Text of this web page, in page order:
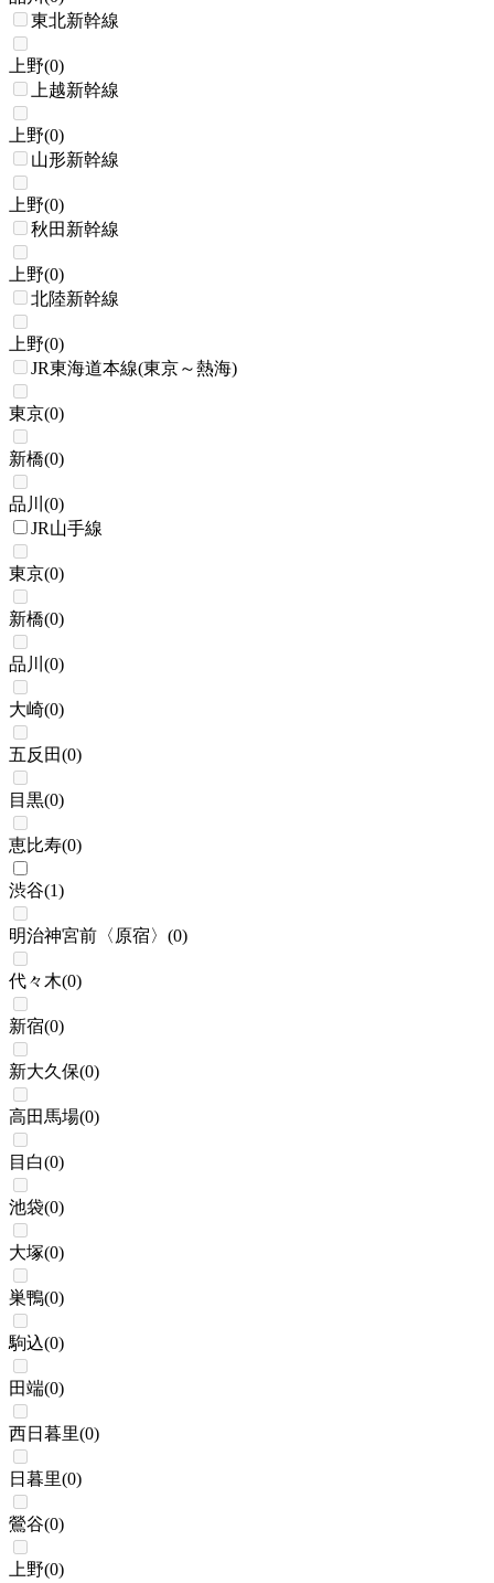
東北新幹線
上野(0)
上越新幹線
上野(0)
山形新幹線
上野(0)
秋田新幹線
上野(0)
北陸新幹線
上野(0)
JR東海道本線(東京～熱海)
東京(0)
新橋(0)
品川 (0)
JR山手線
東京(0)
新橋(0)
品川 (0)
大崎(0)
五反田(0)
目黒(0)
恵比寿(0)
渋谷(1)
明治神宮前〈原宿〉 (0)
代々木(0)
新宿(0)
新大久保(0)
高田馬場(0)
目白(0)
池袋(0)
大塚(0)
巣鴨(0)
駒込(0)
田端(0)
西日暮里(0)
日暮里(0)
鶯谷(0)
上野(0)